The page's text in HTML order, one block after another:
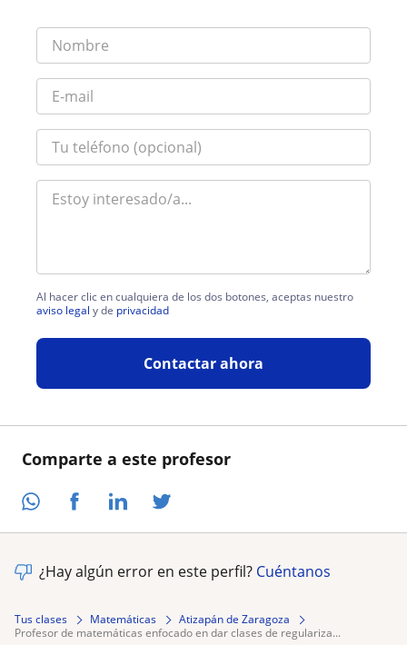
Comparte a este profesor
Al hacer clic en cualquiera de los dos botones, aceptas nuestro
aviso legal y de privacidad
Contactar ahora
¿Hay algún error en este perfil? Cuéntanos
Tus clases Matemáticas
Atizapán de Zaragoza
profesor de matemáticas enfocado en dar clases de regulariza...